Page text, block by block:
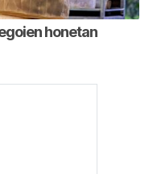
honetan